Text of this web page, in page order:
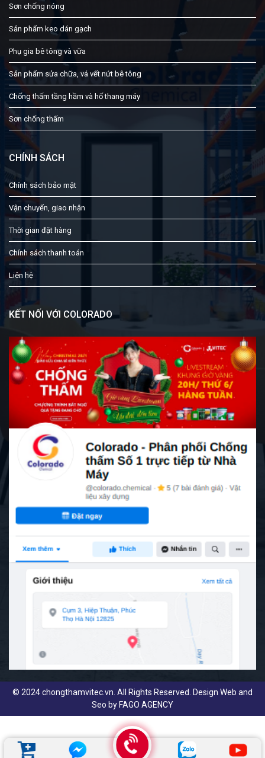
Sơn chống nóng
Sản phẩm keo dán gạch
Phụ gia bê tông và vữa
Sản phẩm sửa chữa, vá vết nứt bê tông
Chống thấm tầng hầm và hố thang máy
Sơn chống thấm
CHÍNH SÁCH
Chính sách bảo mật
Vận chuyển, giao nhận
Thời gian đặt hàng
Chính sách thanh toán
Liên hệ
KẾT NỐI VỚI COLORADO
© 2024 chongthamvitec.vn. All Rights Reserved. Design Web and
Seo by FAGO AGENCY